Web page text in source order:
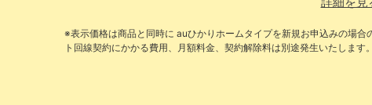
※表示価格は商品と同時に auひかりホームタイプを新規お申込みの場
ト回線契約にかかる費用、月額料金、契約解除料は別途発生いたします。